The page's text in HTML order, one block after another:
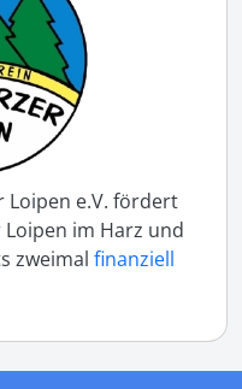
Loipen e.V. fördert
im Harz und
zweimal finanziell